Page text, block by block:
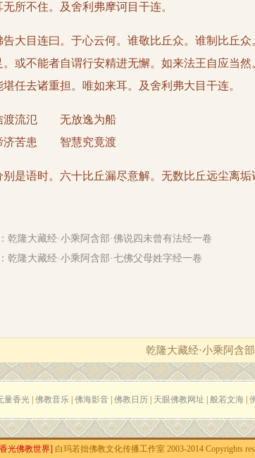
无所不住。及舍利弗摩诃目干连。
目连曰。于心云何。谁敬比丘众。谁制比丘众
。或不能者自谓行安精进无懈。如来法王自应当
任去诸重担。唯如来耳。及舍利弗大目干连。
流氾 无放逸为船
苦患 智慧究竟渡
语时。六十比丘漏尽意解。无数比丘远尘离垢
乾隆大藏经·小乘阿含部·佛说四未曾有法经一卷
乾隆大藏经·小乘阿含部·七佛父母姓字经一卷
乾隆大藏经·小乘阿含
量香光 佛教音乐 佛海影音 佛教日历 天眼佛教网址 般若文海
光佛教世界] 白玛若拙佛教文化传播工作室 2003-2014 Copyrights